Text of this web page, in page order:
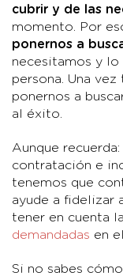
cubrir y de las
momento. Por
ponernos a
necesitamos y lo
persona. Una
ponernos a
al éxito.
Aunque
contratación e
tenemos que
ayude a fidelizar
tener en cuenta
demandadas en
Si no sabes